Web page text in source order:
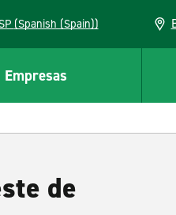
ESP (Spanish (Spain))
Empresas
de